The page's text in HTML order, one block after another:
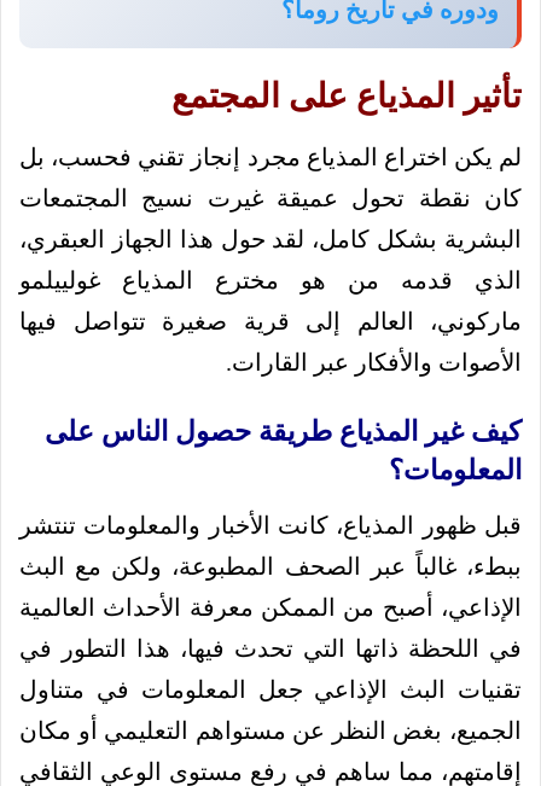
ودوره في تاريخ روما؟
تأثير المذياع على المجتمع
لم يكن اختراع المذياع مجرد إنجاز تقني فحسب، بل
كان نقطة تحول عميقة غيرت نسيج المجتمعات
البشرية بشكل كامل، لقد حول هذا الجهاز العبقري،
الذي قدمه من هو مخترع المذياع غولييلمو
ماركوني، العالم إلى قرية صغيرة تتواصل فيها
الأصوات والأفكار عبر القارات.
كيف غير المذياع طريقة حصول الناس على
المعلومات؟
قبل ظهور المذياع، كانت الأخبار والمعلومات تنتشر
ببطء، غالباً عبر الصحف المطبوعة، ولكن مع البث
الإذاعي، أصبح من الممكن معرفة الأحداث العالمية
في اللحظة ذاتها التي تحدث فيها، هذا التطور في
تقنيات البث الإذاعي جعل المعلومات في متناول
الجميع، بغض النظر عن مستواهم التعليمي أو مكان
إقامتهم، مما ساهم في رفع مستوى الوعي الثقافي